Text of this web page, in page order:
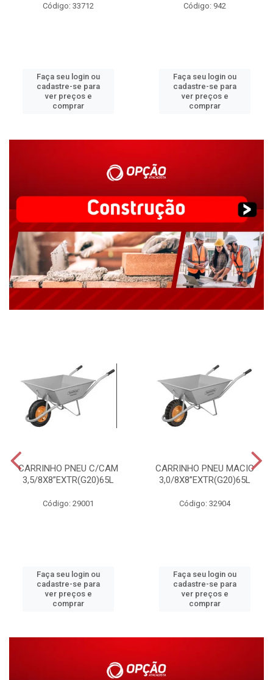
Código: 33712
Faça seu login ou
cadastre-se para
ver preços e
comprar
Código: 942
Faça seu login ou
cadastre-se para
ver preços e
comprar
CARRINHO PNEU C/CAM
3,5/8X8”EXTR(G20)65L
Código: 29001
Faça seu login ou
cadastre-se para
ver preços e
comprar
CARRINHO PNEU MACIC
3,0/8X8”EXTR(G20)65L
Código: 32904
Faça seu login ou
cadastre-se para
ver preços e
comprar